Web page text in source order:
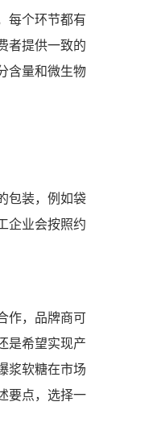
每个环节都有
者提供一致的
含量和微生物
包装，例如袋
企业会按照约
作，品牌商可
是希望实现产
浆软糖在市场
要点，选择一